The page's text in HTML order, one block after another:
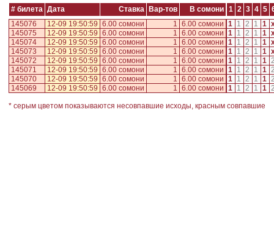
# билета Дата Ставка Вар-тов В сомони 1 2 3 4 5
145076
12-09 19:50:59 6.00 сомони 1 6.00 сомони 1 1 2 1 1
145075
12-09 19:50:59 6.00 сомони 1 6.00 сомони 1 1 2 1 1
145074
12-09 19:50:59 6.00 сомони 1 6.00 сомони 1 1 2 1 1
145073
12-09 19:50:59 6.00 сомони 1 6.00 сомони 1 1 2 1 1
145072
12-09 19:50:59 6.00 сомони 1 6.00 сомони 1 1 2 1 1
145071
12-09 19:50:59 6.00 сомони 1 6.00 сомони 1 1 2 1 1
145070
12-09 19:50:59 6.00 сомони 1 6.00 сомони 1 1 2 1 1
145069
12-09 19:50:59 6.00 сомони 1 6.00 сомони 1 1 2 1 1
* серым цветом показываются несовпавшие исходы, красным совпавшие